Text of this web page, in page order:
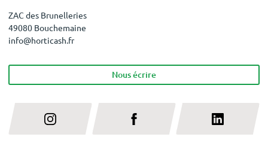
ZAC des Brunelleries
49080 Bouchemaine
info@horticash.fr
Nous écrire